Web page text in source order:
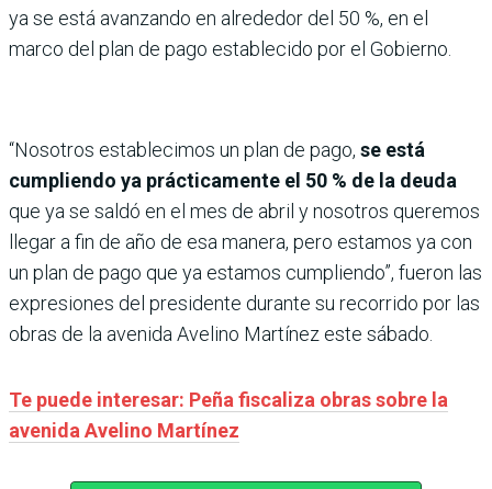
ya se está avanzando en alrededor del 50 %, en el
marco del plan de pago establecido por el Gobierno.
“Nosotros establecimos un plan de pago, se está
cumpliendo ya prácticamente el 50 % de la deuda
que ya se saldó en el mes de abril y nosotros queremos
llegar a fin de año de esa manera, pero estamos ya con
un plan de pago que ya estamos cumpliendo”, fueron las
expresiones del presidente durante su recorrido por las
obras de la avenida Avelino Martínez este sábado.
Te puede interesar: Peña fiscaliza obras sobre la
avenida Avelino Martínez